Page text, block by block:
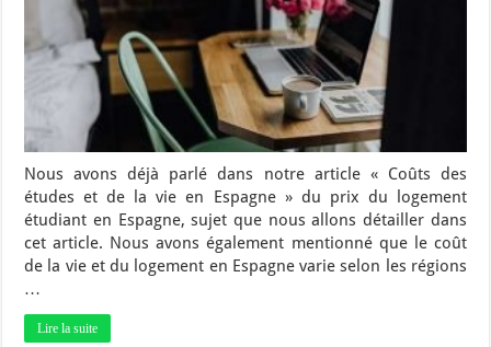
Nous avons déjà parlé dans notre article « Coûts des
études et de la vie en Espagne » du prix du logement
étudiant en Espagne, sujet que nous allons détailler dans
cet article. Nous avons également mentionné que le coût
de la vie et du logement en Espagne varie selon les régions
…
Lire la suite